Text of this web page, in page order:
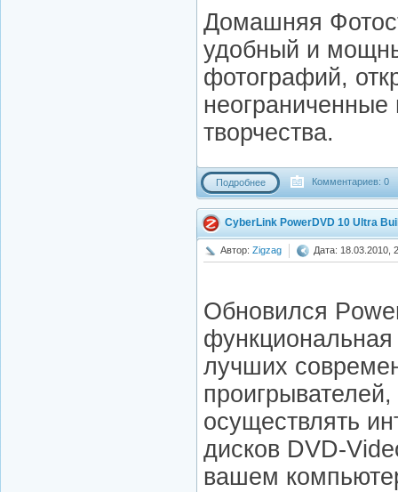
Домашняя
удобный и
фотографий,
творчества.
Подробнее Комментариев: 0
CyberLink PowerDVD 10 Ultra
Автор: Zigzag Дата: 18.03.2010,
Обновился
лучших
осуществлять
дисков DVD-
вашем